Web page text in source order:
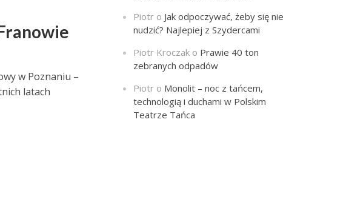
w Poznaniu –
latach
Piotr o Jak odpoczywać, żeby się nie
nudzić? Najlepiej z Szydercami
Piotr Kroczak o Prawie 40 ton
zebranych odpadów
Piotr o Monolit – noc z tańcem,
technologią i duchami w Polskim
Teatrze Tańca